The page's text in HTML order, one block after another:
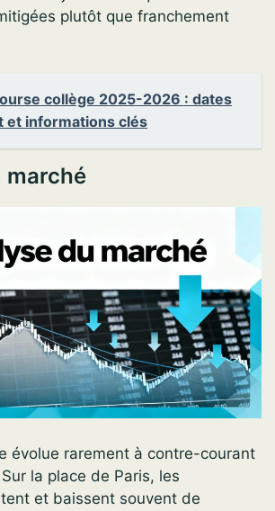
plutôt que franchement
collège 2025-2026 : dates
et informations clés
marché
évolue rarement à contre-courant
la place de Paris, les
et baissent souvent de